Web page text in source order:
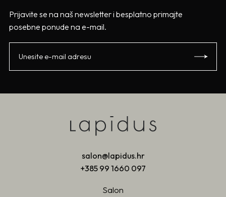
Prijavite se na naš newsletter i besplatno primajte
posebne ponude na e-mail.
salon@lapidus.hr
+385 99 1660 097
Salon